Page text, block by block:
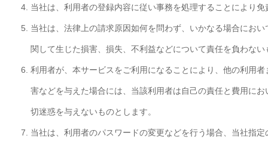
当社は、利用者の登録内容に従い事務を処理することにより
当社は、法律上の請求原因如何を問わず、いかなる場合にお
関して生じた損害、損失、不利益などについて責任を負わない
利用者が、本サービスをご利用になることにより、他の利用
害などを与えた場合には、当該利用者は自己の責任と費用に
切迷惑を与えないものとします。
当社は、利用者のパスワードの変更などを行う場合、当社指